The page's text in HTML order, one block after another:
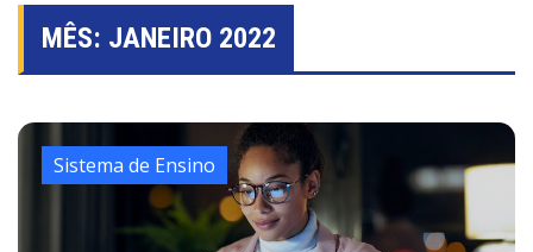
MÊS: JANEIRO 2022
Sistema de Ensino